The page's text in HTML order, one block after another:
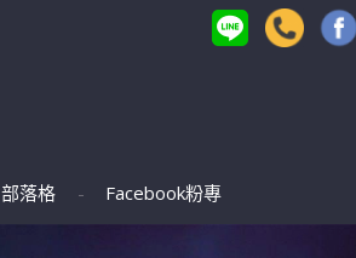
部落格 Facebook粉專